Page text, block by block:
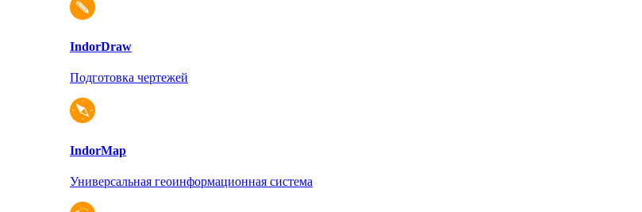
IndorDraw
Подготовка чертежей
IndorMap
Универсальная геоинформационная система